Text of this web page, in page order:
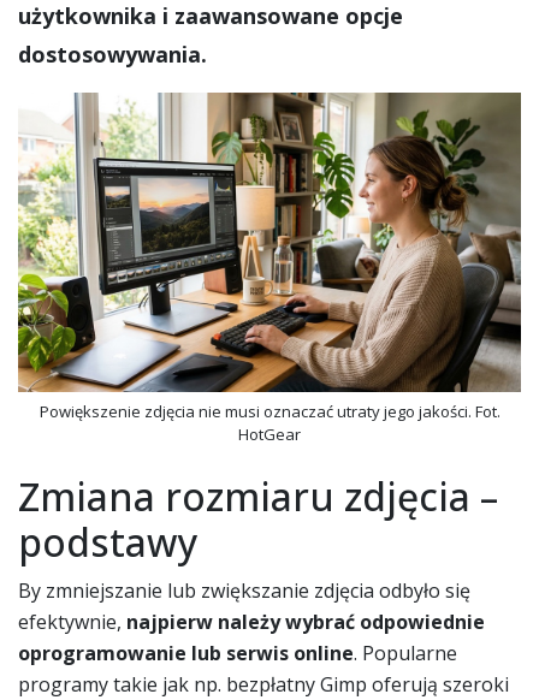
użytkownika i zaawansowane opcje
dostosowywania.
Powiększenie zdjęcia nie musi oznaczać utraty jego jakości. Fot.
HotGear
Zmiana rozmiaru zdjęcia –
podstawy
By zmniejszanie lub zwiększanie zdjęcia odbyło się
efektywnie, najpierw należy wybrać odpowiednie
oprogramowanie lub serwis online. Popularne
programy takie jak np. bezpłatny Gimp oferują szeroki